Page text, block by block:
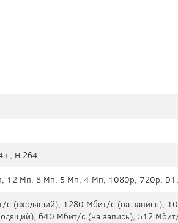
H.264
12 Мп, 8 Мп, 5 Мп, 4 Мп, 1080p, 720p,
с (входящий), 1280 Мбит/с (на запись),
640 Мбит/с (на запись), 512